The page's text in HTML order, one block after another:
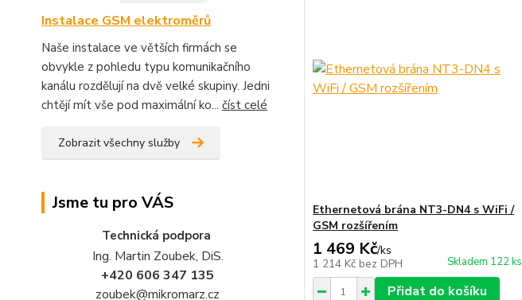
Instalace GSM elektroměrů
Naše instalace ve větších firmách se
obvykle z pohledu typu komunikačního
kanálu rozdělují na dvě velké skupiny. Jedni
chtějí mít vše pod maximální ko... číst celé
Zobrazit všechny služby
Jsme tu pro VÁS
Technická podpora
Ing. Martin Zoubek, DiS.
+420 606 347 135
zoubek@mikromarz.cz
Ethernetová brána NT3-DN4 s WiFi /
GSM rozšířením
1 469 Kč/ks
1 214 Kč bez DPH Skladem 122 ks
Přidat do košíku